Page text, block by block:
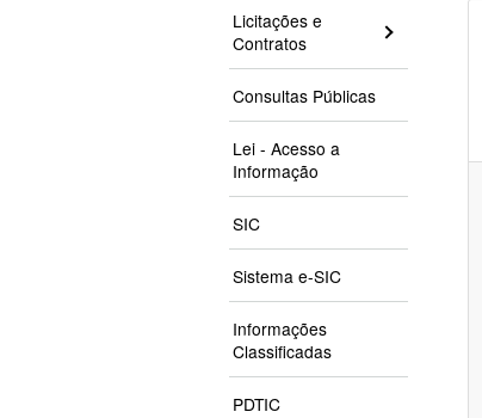
Licitações e
Contratos
Consultas Públicas
Lei - Acesso a
Informação
SIC
Sistema e-SIC
Informações
Classificadas
PDTIC